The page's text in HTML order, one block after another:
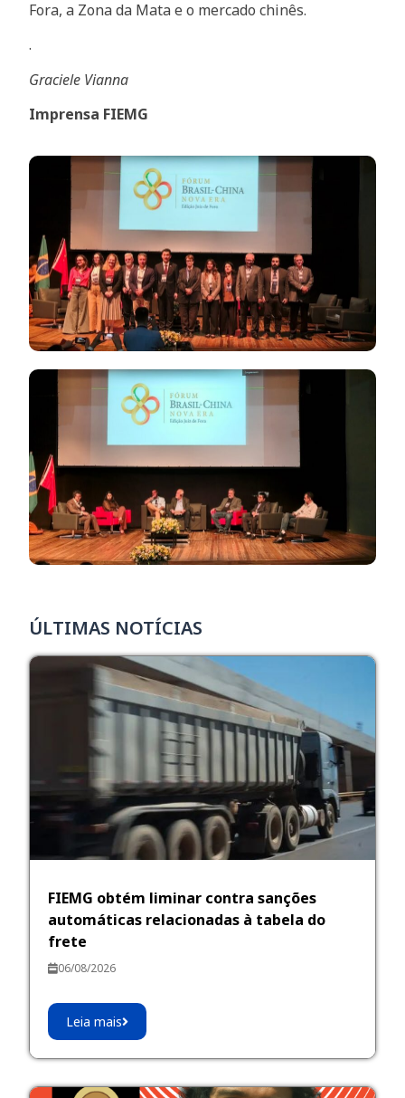
Fora, a Zona da Mata e o mercado chinês.
.
Graciele Vianna
Imprensa FIEMG
ÚLTIMAS NOTÍCIAS
FIEMG obtém liminar contra sanções
automáticas relacionadas à tabela do
frete
06/08/2026
Leia mais